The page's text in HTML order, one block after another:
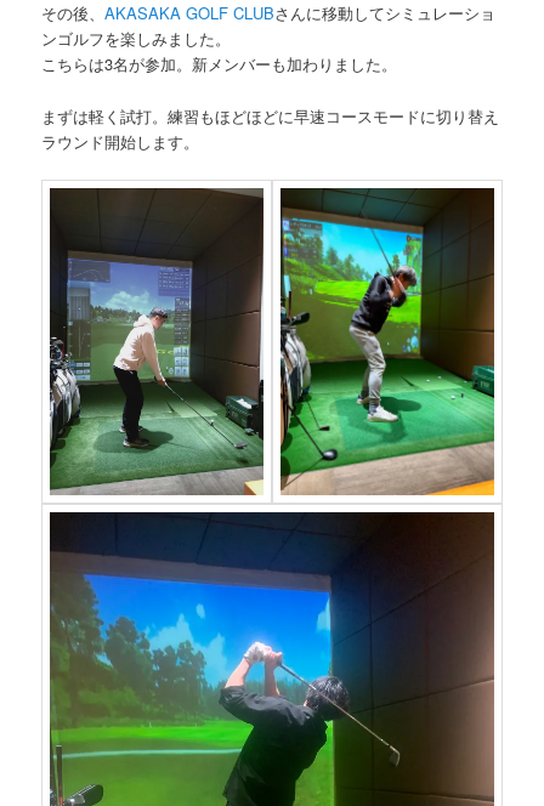
その後、AKASAKA GOLF CLUBさんに移動してシミュレーショ
ンゴルフを楽しみました。
こちらは3名が参加。新メンバーも加わりました。
まずは軽く試打。練習もほどほどに早速コースモードに切り替え
ラウンド開始します。